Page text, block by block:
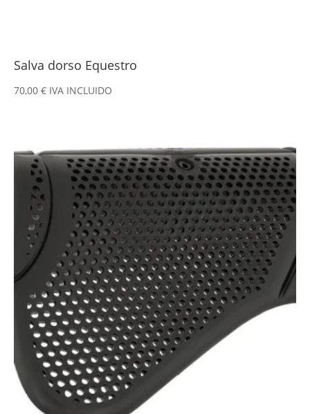
Salva dorso Equestro
70,00 € IVA INCLUIDO